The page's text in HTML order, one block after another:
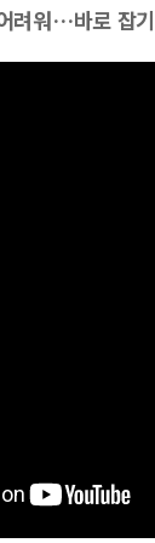
려워…바로 잡